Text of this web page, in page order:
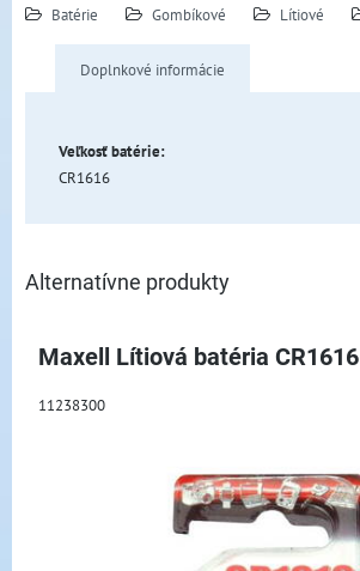
Batérie Gombíkové Lítiové
Doplnkové informácie
Veľkosť batérie:
CR1616
Alternatívne produkty
Maxell Lítiová batéria CR1616
11238300